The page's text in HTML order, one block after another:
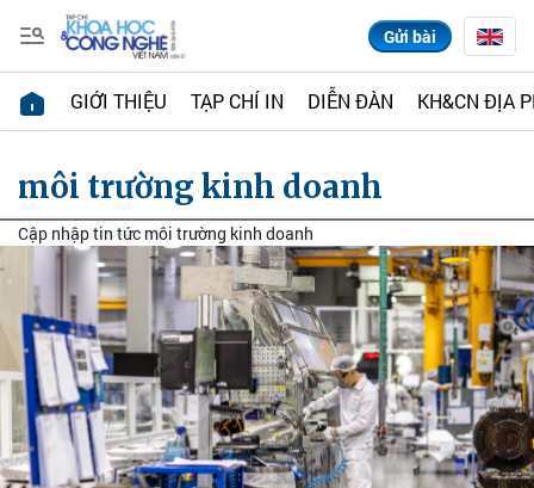
Gửi bài
GIỚI THIỆU TẠP CHÍ IN DIỄN ĐÀN KH&CN ĐỊA
môi trường kinh doanh
Cập nhập tin tức môi trường kinh doanh